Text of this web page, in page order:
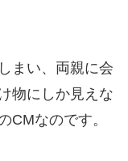
まい、両親に会
物にしか見えな
CMなのです。